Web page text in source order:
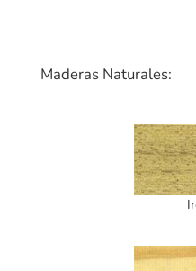
Maderas Naturales: